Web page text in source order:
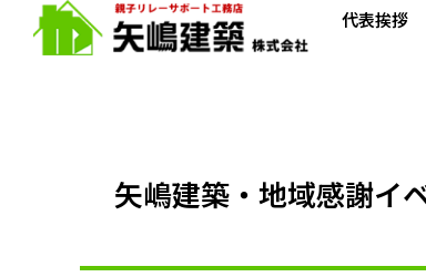
代表挨拶
矢嶋建築・地域感謝イ